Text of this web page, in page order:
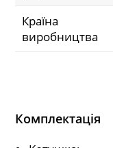
Країна
виробництва
Комплектація